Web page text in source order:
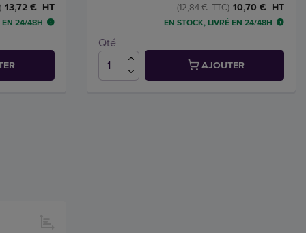
13,72 € HT
EN 24/48H
10,70 € HT
(12,84 € TTC)
EN STOCK, LIVRÉ EN 24/48H
Qté
AJOUTER